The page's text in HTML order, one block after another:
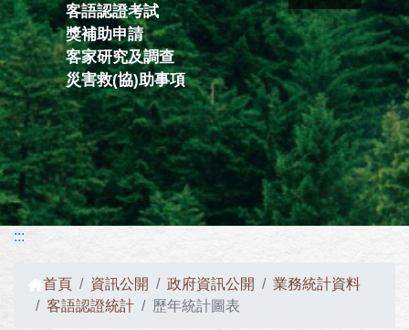
關鍵字搜尋
客語認證考試
獎補助申請
客家研究及調查
災害救(協)助事項
:::
首頁 資訊公開 政府資訊公開
業務統計資料
客語認證統計
歷年統計圖表